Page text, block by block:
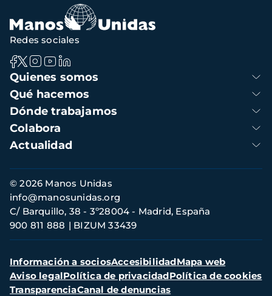
navegación
Navegación
principal
Quienes somos
Qué hacemos
Dónde trabajamos
Colabora
Actualidad
Redes sociales
Información
de
contacto
© 2026 Manos Unidas
C/ Barquillo, 38 - 3º28004 - Madrid, España
900 811 888
BIZUM 33439
info@manosunidas.org
Menú
secundario
Información a sociosAccesibilidadMapa web
Aviso legalPolítica de privacidadPolítica de cookies
TransparenciaCanal de denuncias